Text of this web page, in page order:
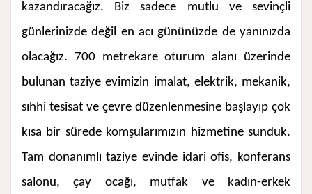
kazandıracağız. Biz sadece mutlu ve sevinçli
günlerinizde değil en acı gününüzde de yanınızda
olacağız. 700 metrekare oturum alanı üzerinde
bulunan taziye evimizin imalat, elektrik, mekanik,
sıhhi tesisat ve çevre düzenlenmesine başlayıp çok
kısa bir sürede komşularımızın hizmetine sunduk.
Tam donanımlı taziye evinde idari ofis, konferans
salonu, çay ocağı, mutfak ve kadın-erkek